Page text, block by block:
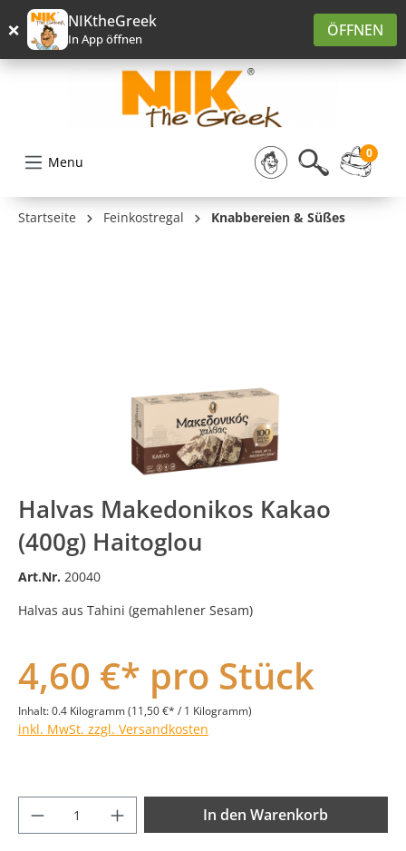
springen
× NIKtheGreek
In App öffnen ÖFFNEN
Menu
0
Startseite Feinkostregal Knabbereien & Süßes
Halvas Makedonikos Kakao
(400g) Haitoglou
Art.Nr. 20040
Halvas aus Tahini (gemahlener Sesam)
4,60 €* pro Stück
Inhalt:0.4 Kilogramm(11,50 €* / 1 Kilogramm)
inkl. MwSt. zzgl. Versandkosten
Produkt Anzahl: Gib den gewünschten
In den Warenkorb